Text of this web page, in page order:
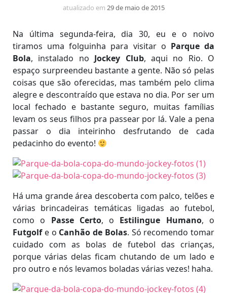
atualizado em 29 de maio de 2015
Na última segunda-feira, dia 30, eu e o noivo
tiramos uma folguinha para visitar o Parque da
Bola, instalado no Jockey Club, aqui no Rio. O
espaço surpreendeu bastante a gente. Não só pelas
coisas que são oferecidas, mas também pelo clima
alegre e descontraído que estava no dia. Por ser um
local fechado e bastante seguro, muitas famílias
levam os seus filhos pra passear por lá. Vale a pena
passar o dia inteirinho desfrutando de cada
pedacinho do evento!
Há uma grande área descoberta com palco, telões e
várias brincadeiras temáticas ligadas ao futebol,
como o Passe Certo, o Estilingue Humano, o
Futgolfe o Canhão de Bolas. Só recomendo tomar
cuidado com as bolas de futebol das crianças,
porque várias delas ficam chutando de um lado e
pro outro e nós levamos boladas várias vezes! haha.